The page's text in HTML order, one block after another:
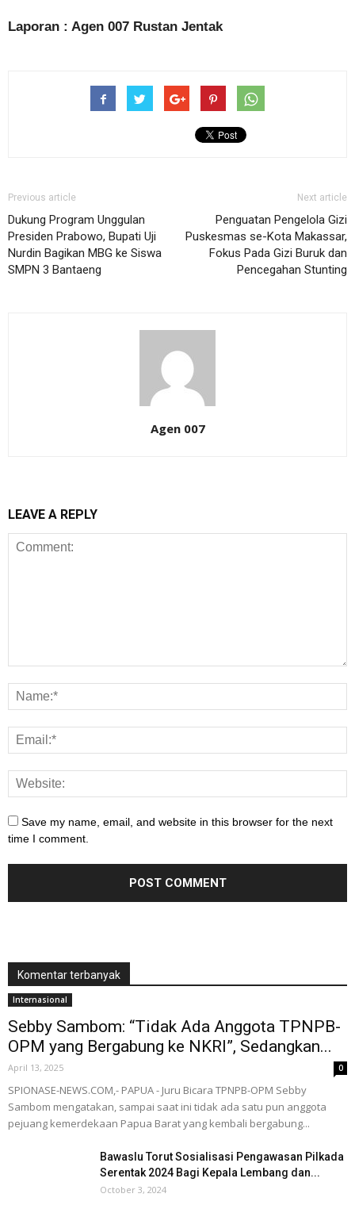
Laporan : Agen 007 Rustan Jentak
Previous article
Dukung Program Unggulan
Presiden Prabowo, Bupati Uji
Nurdin Bagikan MBG ke Siswa
SMPN 3 Bantaeng
Next article
Penguatan Pengelola Gizi
Puskesmas se-Kota Makassar,
Fokus Pada Gizi Buruk dan
Pencegahan Stunting
Agen 007
LEAVE A REPLY
Save my name, email, and website in this browser for the next
time I comment.
Komentar terbanyak
Internasional
Sebby Sambom: “Tidak Ada Anggota TPNPB-
OPM yang Bergabung ke NKRI”, Sedangkan...
April 13, 2025 0
SPIONASE-NEWS.COM,- PAPUA - Juru Bicara TPNPB-OPM Sebby
Sambom mengatakan, sampai saat ini tidak ada satu pun anggota
pejuang kemerdekaan Papua Barat yang kembali bergabung...
Bawaslu Torut Sosialisasi Pengawasan Pilkada
Serentak 2024 Bagi Kepala Lembang dan...
October 3, 2024